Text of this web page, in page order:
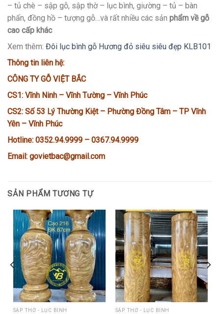
– tủ chè – sập gỗ, sập thờ – lục bình, giường – tủ – bàn
phấn, đồng hồ – tượng gỗ…và rất nhiều các sản phẩm về gỗ
cao cấp khác
Xem thêm: Đôi lục bình gỗ Hương đỏ siêu siêu đẹp KLB101
Thông tin liên hệ:
CÔNG TY GỖ VIỆT BẮC
CS1: Vĩnh Ninh – Vĩnh Tường – Vĩnh Phúc
CS2: Số 53 Lý Thường Kiệt – Phường Đồng Tâm – TP Vĩnh
Yên – Vĩnh Phúc
Hotline: 0352.94.9999 – 0367.94.9999
Email: govietbac@gmail.com
SẢN PHẨM TƯƠNG TỰ
SẬP THỜ - LỤC BÌNH SẬP THỜ - LỤC BÌNH